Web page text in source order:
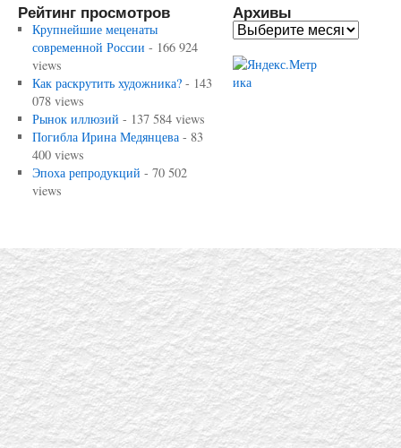
Рейтинг просмотров
Крупнейшие меценаты
современной России - 166 924
views
Как раскрутить художника?- 143
078 views
Рынок иллюзий - 137 584 views
Погибла Ирина Медянцева- 83
400 views
Эпоха репродукций - 70 502
views
Архивы